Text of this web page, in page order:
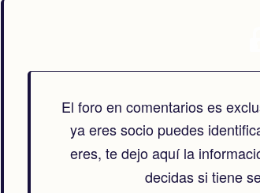
El foro en comentarios es
ya eres socio puedes
eres, te dejo aquí la
decidas si tiene